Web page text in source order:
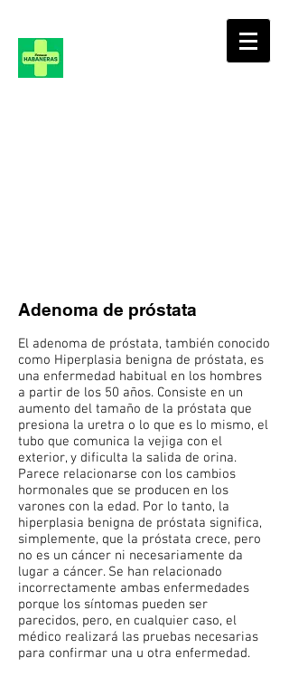
Adenoma de próstata
El adenoma de próstata, también conocido
como Hiperplasia benigna de próstata, es
una enfermedad habitual en los hombres
a partir de los 50 años. Consiste en un
aumento del tamaño de la próstata que
presiona la uretra o lo que es lo mismo, el
tubo que comunica la vejiga con el
exterior, y dificulta la salida de orina.
Parece relacionarse con los cambios
hormonales que se producen en los
varones con la edad. Por lo tanto, la
hiperplasia benigna de próstata significa,
simplemente, que la próstata crece, pero
no es un cáncer ni necesariamente da
lugar a cáncer. Se han relacionado
incorrectamente ambas enfermedades
porque los síntomas pueden ser
parecidos, pero, en cualquier caso, el
médico realizará las pruebas necesarias
para confirmar una u otra enfermedad.